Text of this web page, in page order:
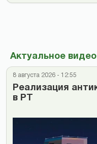
Актуальное видео
8 августа 2026 - 12:55
Реализация
в РТ